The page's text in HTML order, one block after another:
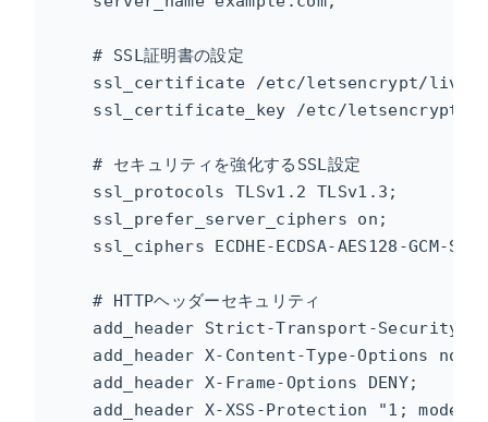
    # SSL証明書の設定
ssl_certificate /etc/letsencrypt/
ssl_certificate_key /etc/letsencrypt/
    # セキュリティを強化するSSL設定
    ssl_protocols TLSv1.2 TLSv1.3;
    ssl_prefer_server_ciphers on;
ssl_ciphers ECDHE-ECDSA-AES128-GCM-
    # HTTPヘッダーセキュリティ
add_header Strict-Transport-Security
add_header X-Content-Type-Options
    add_header X-Frame-Options DENY;
add_header X-XSS-Protection "1;